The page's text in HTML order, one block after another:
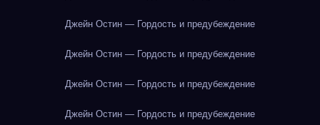
Джейн Остин — Гордость и предубеждение
Джейн Остин — Гордость и предубеждение
Джейн Остин — Гордость и предубеждение
Джейн Остин — Гордость и предубеждение